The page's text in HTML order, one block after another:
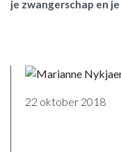
je zwangerschap en je
22 oktober 2018